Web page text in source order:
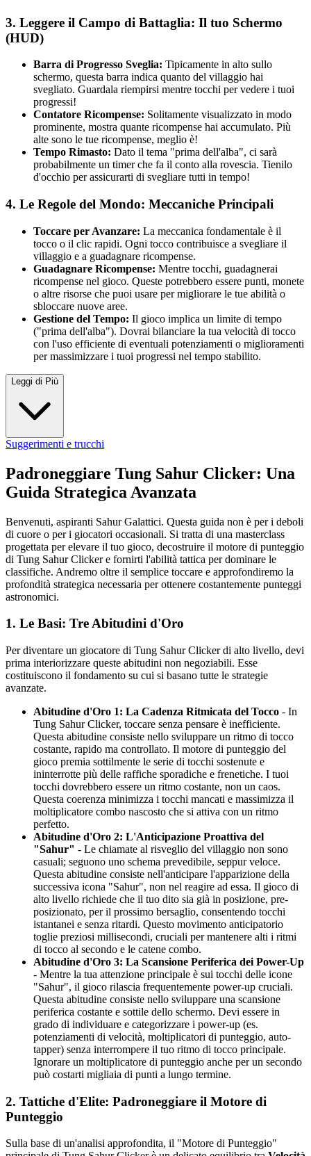
3. Leggere il Campo di Battaglia: Il tuo Schermo
(HUD)
Barra di Progresso Sveglia: Tipicamente in alto sullo
schermo, questa barra indica quanto del villaggio hai
svegliato. Guardala riempirsi mentre tocchi per vedere i tuoi
progressi!
Contatore Ricompense: Solitamente visualizzato in modo
prominente, mostra quante ricompense hai accumulato. Più
alte sono le tue ricompense, meglio è!
Tempo Rimasto: Dato il tema "prima dell'alba", ci sarà
probabilmente un timer che fa il conto alla rovescia. Tienilo
d'occhio per assicurarti di svegliare tutti in tempo!
4. Le Regole del Mondo: Meccaniche Principali
Toccare per Avanzare: La meccanica fondamentale è il
tocco o il clic rapidi. Ogni tocco contribuisce a svegliare il
villaggio e a guadagnare ricompense.
Guadagnare Ricompense: Mentre tocchi, guadagnerai
ricompense nel gioco. Queste potrebbero essere punti, monete
o altre risorse che puoi usare per migliorare le tue abilità o
sbloccare nuove aree.
Gestione del Tempo: Il gioco implica un limite di tempo
("prima dell'alba"). Dovrai bilanciare la tua velocità di tocco
con l'uso efficiente di eventuali potenziamenti o miglioramenti
per massimizzare i tuoi progressi nel tempo stabilito.
Leggi di Più
Suggerimenti e trucchi
Padroneggiare Tung Sahur Clicker: Una
Guida Strategica Avanzata
Benvenuti, aspiranti Sahur Galattici. Questa guida non è per i deboli
di cuore o per i giocatori occasionali. Si tratta di una masterclass
progettata per elevare il tuo gioco, decostruire il motore di punteggio
di Tung Sahur Clicker e fornirti l'abilità tattica per dominare le
classifiche. Andremo oltre il semplice toccare e approfondiremo la
profondità strategica necessaria per ottenere costantemente punteggi
astronomici.
1. Le Basi: Tre Abitudini d'Oro
Per diventare un giocatore di Tung Sahur Clicker di alto livello, devi
prima interiorizzare queste abitudini non negoziabili. Esse
costituiscono il fondamento su cui si basano tutte le strategie
avanzate.
Abitudine d'Oro 1: La Cadenza Ritmicata del Tocco - In
Tung Sahur Clicker, toccare senza pensare è inefficiente.
Questa abitudine consiste nello sviluppare un ritmo di tocco
costante, rapido ma controllato. Il motore di punteggio del
gioco premia sottilmente le serie di tocchi sostenute e
ininterrotte più delle raffiche sporadiche e frenetiche. I tuoi
tocchi dovrebbero essere un ritmo costante, non un caos.
Questa coerenza minimizza i tocchi mancati e massimizza il
moltiplicatore combo nascosto che si attiva con un ritmo
perfetto.
Abitudine d'Oro 2: L'Anticipazione Proattiva del
"Sahur" - Le chiamate al risveglio del villaggio non sono
casuali; seguono uno schema prevedibile, seppur veloce.
Questa abitudine consiste nell'anticipare l'apparizione della
successiva icona "Sahur", non nel reagire ad essa. Il gioco di
alto livello richiede che il tuo dito sia già in posizione, pre-
posizionato, per il prossimo bersaglio, consentendo tocchi
istantanei e senza ritardi. Questo movimento anticipatorio
toglie preziosi millisecondi, cruciali per mantenere alti i ritmi
di tocco al secondo e le catene combo.
Abitudine d'Oro 3: La Scansione Periferica dei Power-Up
- Mentre la tua attenzione principale è sui tocchi delle icone
"Sahur", il gioco rilascia frequentemente power-up cruciali.
Questa abitudine consiste nello sviluppare una scansione
periferica costante e sottile dello schermo. Devi essere in
grado di individuare e categorizzare i power-up (es.
potenziamenti di velocità, moltiplicatori di punteggio, auto-
tapper) senza interrompere il tuo ritmo di tocco principale.
Ignorare un moltiplicatore di punteggio anche per un secondo
può costarti migliaia di punti a lungo termine.
2. Tattiche d'Elite: Padroneggiare il Motore di
Punteggio
Sulla base di un'analisi approfondita, il "Motore di Punteggio"